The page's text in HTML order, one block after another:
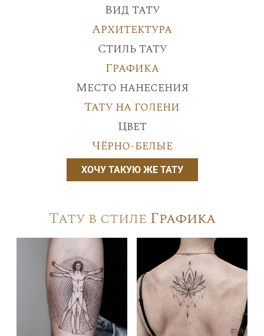
Вид тату
Архитектура
Стиль тату
Графика
Место нанесения
Тату на голени
Цвет
Чёрно-белые
ХОЧУ ТАКУЮ ЖЕ ТАТУ
Тату в стиле Графика